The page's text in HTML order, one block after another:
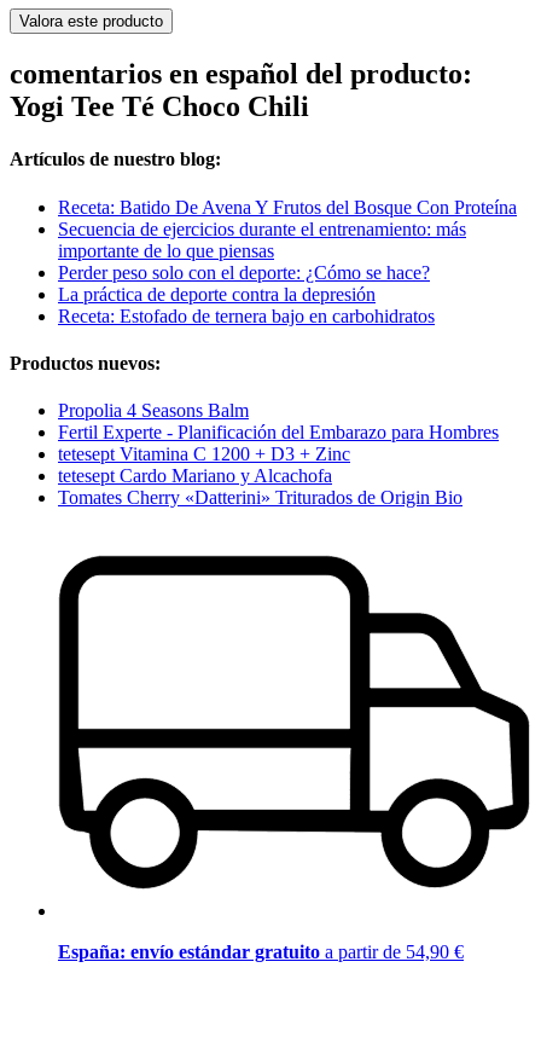
Valora este producto
comentarios en español del producto:
Yogi Tee Té Choco Chili
Artículos de nuestro blog:
Receta: Batido De Avena Y Frutos del Bosque Con Proteína
Secuencia de ejercicios durante el entrenamiento: más
importante de lo que piensas
Perder peso solo con el deporte: ¿Cómo se hace?
La práctica de deporte contra la depresión
Receta: Estofado de ternera bajo en carbohidratos
Productos nuevos:
Propolia 4 Seasons Balm
Fertil Experte - Planificación del Embarazo para Hombres
tetesept Vitamina C 1200 + D3 + Zinc
tetesept Cardo Mariano y Alcachofa
Tomates Cherry «Datterini» Triturados de Origin Bio
España: envío estándar gratuito a partir de 54,90 €